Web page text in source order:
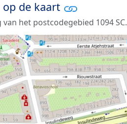
op de kaart
het postcodegebied 1094 SC.